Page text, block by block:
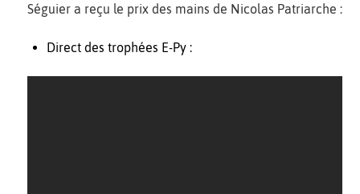
Séguier a reçu le prix des mains de Nicolas Patriarche :
Direct des trophées E-Py :